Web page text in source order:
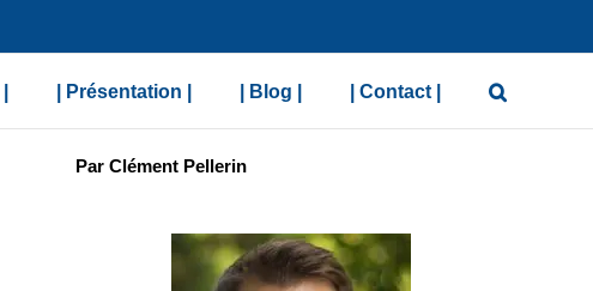
| Présentation | | Blog | | Contact |
Par Clément Pellerin